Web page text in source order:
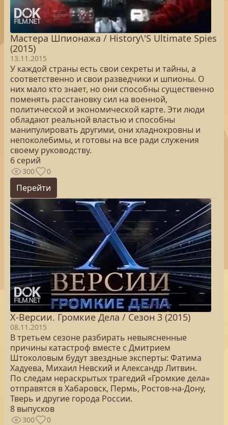
Мастера Шпионажа / History\'S Ultimate Spies
(2015)
13.11.2015
У каждой страны есть свои секреты и тайны, а
соответственно и свои разведчики и шпионы. О
них мало кто знает, но они способны существенно
поменять расстановку сил на военной,
политической и экономической карте. Эти люди
обладают реальной властью и способны
манипулировать другими, они хладнокровны и
непоколебимы, и готовы на все ради служения
своему руководству.
6 серий
300 0
Перейти
Х-Версии. Громкие Дела / Сезон 3 (2015)
08.11.2015
В третьем сезоне разбирать невыясненные
причины катастроф вместе с Дмитрием
Штоколовым будут звездные эксперты: Фатима
Хадуева, Михаил Невский и Александр Литвин.
По следам нераскрытых трагедий «Громкие дела»
отправятся в Хабаровск, Пермь, Ростов-на-Дону,
Тверь и другие города России.
8 выпусков
300 0